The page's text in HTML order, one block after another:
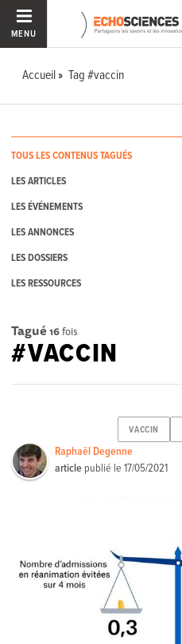
MENU
Accueil Tag #vaccin
TOUS LES CONTENUS TAGUÉS
LES ARTICLES
LES ÉVÉNEMENTS
LES ANNONCES
LES DOSSIERS
LES RESSOURCES
Tagué 16fois
#VACCIN
VACCIN
Raphaël Degenne
article publié le17/05/2021